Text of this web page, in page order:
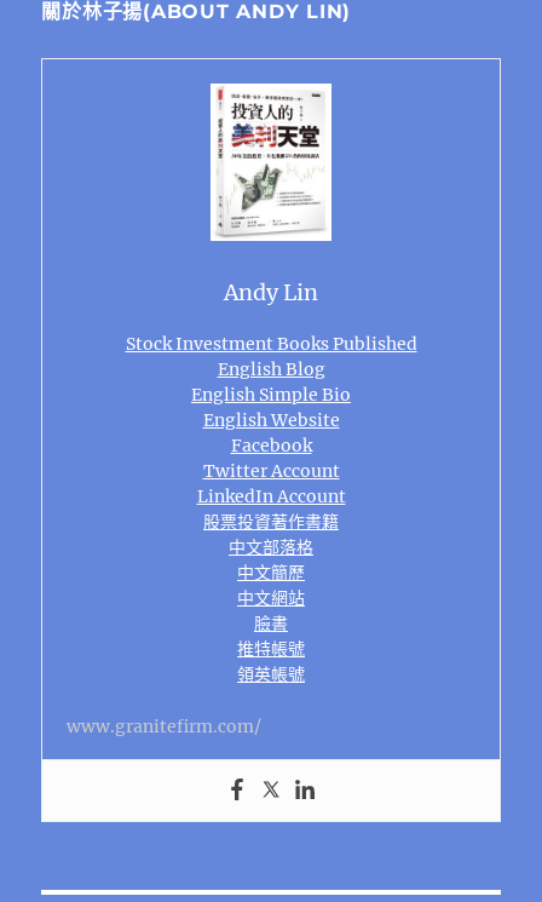
關於林子揚(ABOUT ANDY LIN)
Andy Lin
Stock Investment Books Published
English Blog
English Simple Bio
English Website
Facebook
Twitter Account
LinkedIn Account
股票投資著作書籍
中文部落格
中文簡歷
中文網站
臉書
推特帳號
領英帳號
www.granitefirm.com/